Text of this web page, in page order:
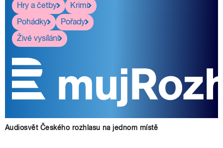
Hry a četby
Krimi
Pohádky
Pořady
Živé vysílání
Audiosvět Českého rozhlasu na jednom místě